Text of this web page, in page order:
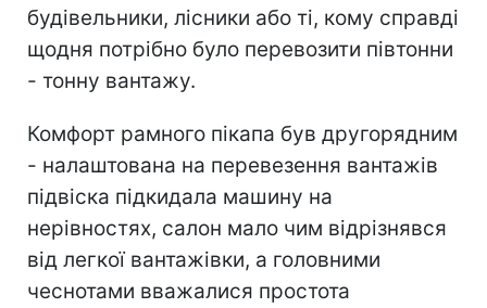
будівельники, лісники або ті, кому справді
щодня потрібно було перевозити півтонни
- тонну вантажу.
Комфорт рамного пікапа був другорядним
- налаштована на перевезення вантажів
підвіска підкидала машину на
нерівностях, салон мало чим відрізнявся
від легкої вантажівки, а головними
чеснотами вважалися простота